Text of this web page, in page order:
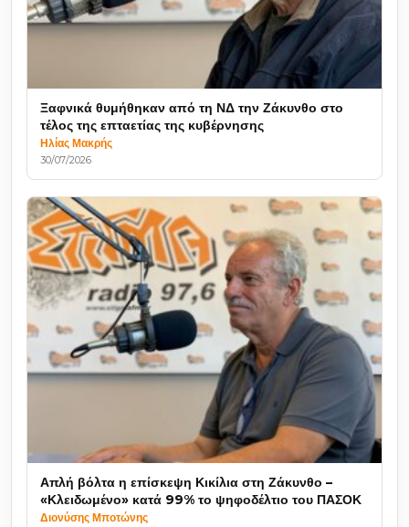
Ξαφνικά θυμήθηκαν από τη ΝΔ την Ζάκυνθο στο
τέλος της επταετίας της κυβέρνησης
Ηλίας Μακρής
30/07/2026
Απλή βόλτα η επίσκεψη Κικίλια στη Ζάκυνθο –
«Κλειδωμένο» κατά 99% το ψηφοδέλτιο του ΠΑΣΟΚ
Διονύσης Μποτώνης